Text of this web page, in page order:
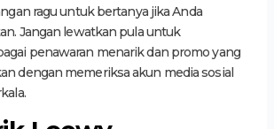
ragu untuk bertanya jika Anda
Jangan lewatkan pula untuk
penawaran menarik dan promo yang
dengan memeriksa akun media sosial